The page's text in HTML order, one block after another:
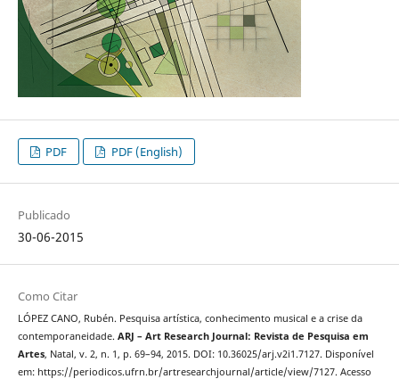
PDF PDF (English)
Publicado
30-06-2015
Como Citar
LÓPEZ CANO, Rubén. Pesquisa artística, conhecimento musical e a crise da
contemporaneidade. ARJ – Art Research Journal: Revista de Pesquisa em
Artes, Natal, v. 2, n. 1, p. 69–94, 2015. DOI: 10.36025/arj.v2i1.7127. Disponível
em: https://periodicos.ufrn.br/artresearchjournal/article/view/7127. Acesso